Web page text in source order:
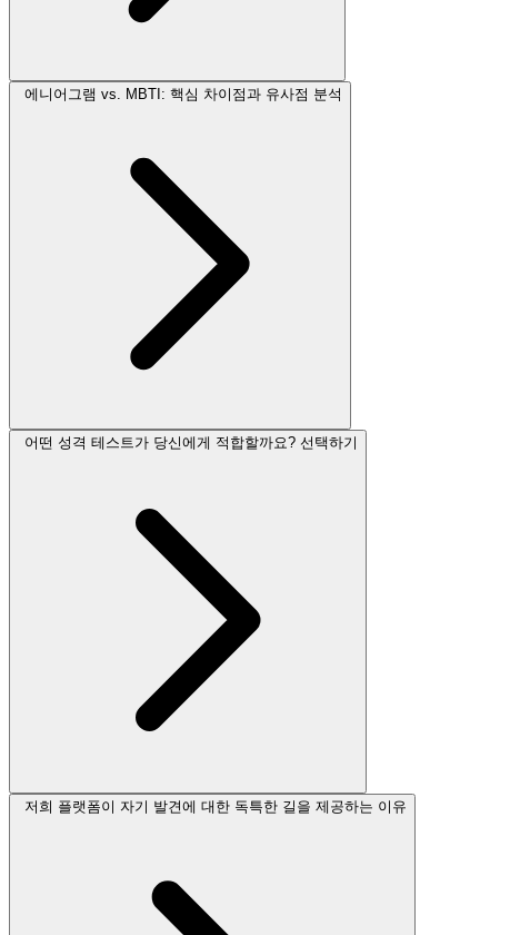
에니어그램 vs. MBTI: 핵심 차이점과 유사점 분석
어떤 성격 테스트가 당신에게 적합할까요? 선택하기
저희 플랫폼이 자기 발견에 대한 독특한 길을 제공하는 이유